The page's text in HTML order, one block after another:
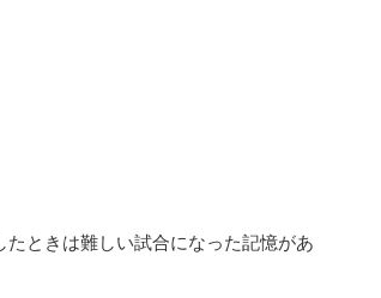
ときは難しい試合になった記憶があ